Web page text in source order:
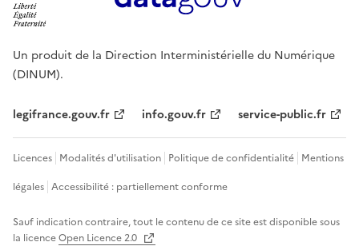
Un produit de la Direction Interministérielle du Numérique
(DINUM).
legifrance.gouv.fr info.gouv.fr service-public.fr
Licences Modalités d'utilisation Politique de confidentialité Mentions
légales Accessibilité : partiellement conforme
Sauf indication contraire, tout le contenu de ce site est disponible sous
la licenceOpen Licence 2.0